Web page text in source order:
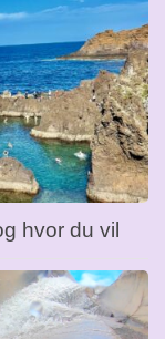
hvor du vil